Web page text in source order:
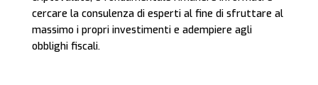
cercare la consulenza di esperti al fine di sfruttare al
massimo i propri investimenti e adempiere agli
obblighi fiscali.